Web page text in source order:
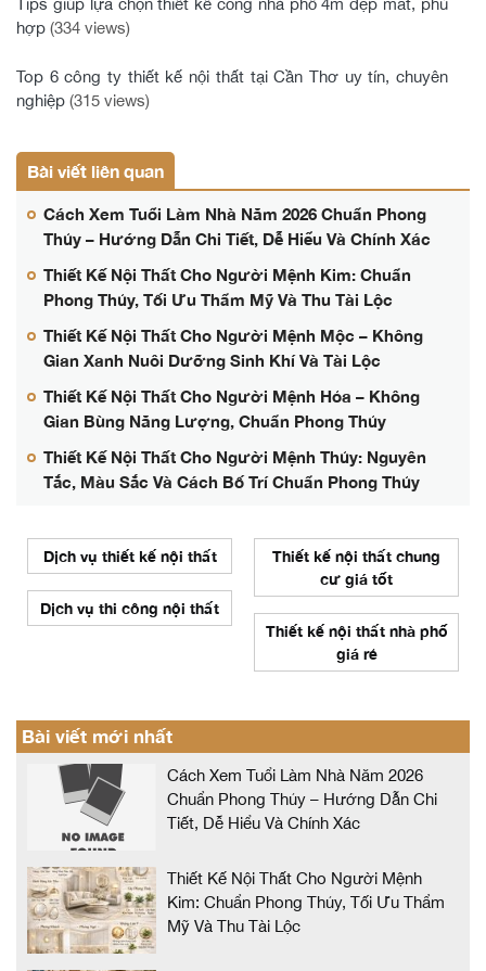
Tips giúp lựa chọn thiết kế cổng nhà phố 4m đẹp mắt, phù
hợp (334 views)
Top 6 công ty thiết kế nội thất tại Cần Thơ uy tín, chuyên
nghiệp (315 views)
Bài viết liên quan
Cách Xem Tuổi Làm Nhà Năm 2026 Chuẩn Phong
Thủy – Hướng Dẫn Chi Tiết, Dễ Hiểu Và Chính Xác
Thiết Kế Nội Thất Cho Người Mệnh Kim: Chuẩn
Phong Thủy, Tối Ưu Thẩm Mỹ Và Thu Tài Lộc
Thiết Kế Nội Thất Cho Người Mệnh Mộc – Không
Gian Xanh Nuôi Dưỡng Sinh Khí Và Tài Lộc
Thiết Kế Nội Thất Cho Người Mệnh Hỏa – Không
Gian Bùng Năng Lượng, Chuẩn Phong Thủy
Thiết Kế Nội Thất Cho Người Mệnh Thủy: Nguyên
Tắc, Màu Sắc Và Cách Bố Trí Chuẩn Phong Thủy
Dịch vụ thiết kế nội thất
Dịch vụ thi công nội thất
Thiết kế nội thất chung
cư giá tốt
Thiết kế nội thất nhà phố
giá rẻ
Bài viết mới nhất
Cách Xem Tuổi Làm Nhà Năm 2026
Chuẩn Phong Thủy – Hướng Dẫn Chi
Tiết, Dễ Hiểu Và Chính Xác
Thiết Kế Nội Thất Cho Người Mệnh
Kim: Chuẩn Phong Thủy, Tối Ưu Thẩm
Mỹ Và Thu Tài Lộc